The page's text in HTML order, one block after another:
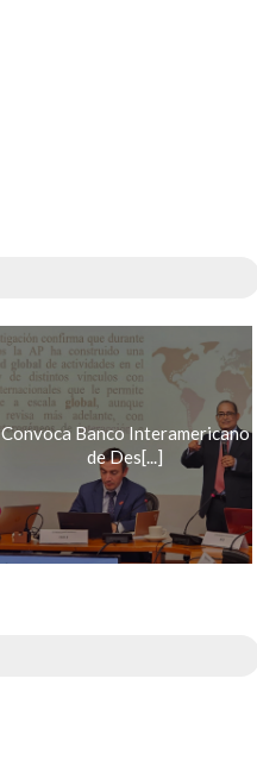
Convoca Banco Interamericano
de Des[...]